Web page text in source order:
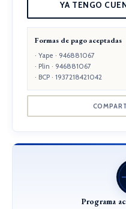
YA TENGO
Formas de pago aceptadas
· Yape · 946881067
· Plin · 946881067
· BCP · 1937218421042
Programa